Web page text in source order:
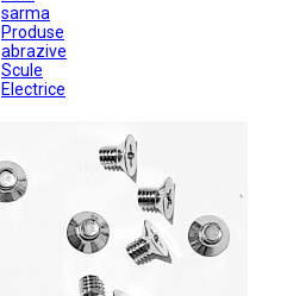
sarma
Produse
abrazive
Scule
Electrice